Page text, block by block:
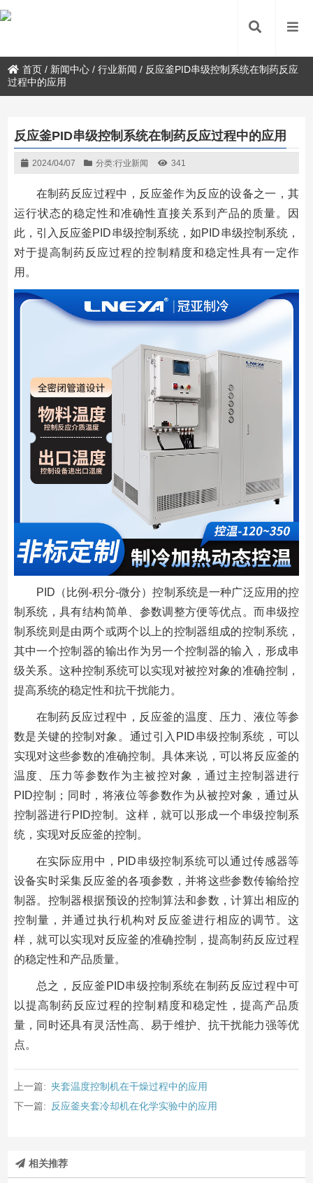
首页 / 新闻中心 /行业新闻 / 反应釜PID串级控制系统在制药反应
过程中的应用
反应釜PID串级控制系统在制药反应过程中的应用
2024/04/07 分类:行业新闻 341
在制药反应过程中，反应釜作为反应的设备之一，其
运行状态的稳定性和准确性直接关系到产品的质量。因
此，引入反应釜PID串级控制系统，如PID串级控制系统，
对于提高制药反应过程的控制精度和稳定性具有一定作
用。
PID（比例-积分-微分）控制系统是一种广泛应用的控
制系统，具有结构简单、参数调整方便等优点。而串级控
制系统则是由两个或两个以上的控制器组成的控制系统，
其中一个控制器的输出作为另一个控制器的输入，形成串
级关系。这种控制系统可以实现对被控对象的准确控制，
提高系统的稳定性和抗干扰能力。
在制药反应过程中，反应釜的温度、压力、液位等参
数是关键的控制对象。通过引入PID串级控制系统，可以
实现对这些参数的准确控制。具体来说，可以将反应釜的
温度、压力等参数作为主被控对象，通过主控制器进行
PID控制；同时，将液位等参数作为从被控对象，通过从
控制器进行PID控制。这样，就可以形成一个串级控制系
统，实现对反应釜的控制。
在实际应用中，PID串级控制系统可以通过传感器等
设备实时采集反应釜的各项参数，并将这些参数传输给控
制器。控制器根据预设的控制算法和参数，计算出相应的
控制量，并通过执行机构对反应釜进行相应的调节。这
样，就可以实现对反应釜的准确控制，提高制药反应过程
的稳定性和产品质量。
总之，反应釜PID串级控制系统在制药反应过程中可
以提高制药反应过程的控制精度和稳定性，提高产品质
量，同时还具有灵活性高、易于维护、抗干扰能力强等优
点。
上一篇: 夹套温度控制机在干燥过程中的应用
下一篇:
反应釜夹套冷却机在化学实验中的应用
相关推荐